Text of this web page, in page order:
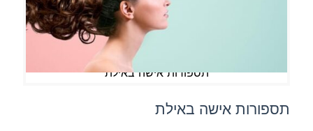
תספורות אישה באילת
תספורות אישה באילת